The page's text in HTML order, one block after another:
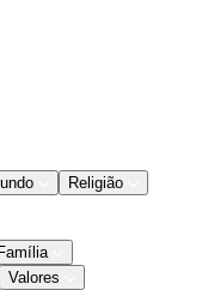
Religião
Família
Valores